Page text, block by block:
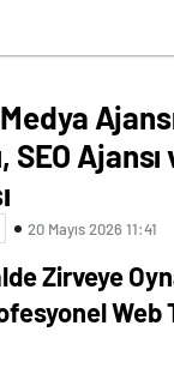
SEO Ajansı
20 Mayıs 2026 11:41
Zirveye
Web